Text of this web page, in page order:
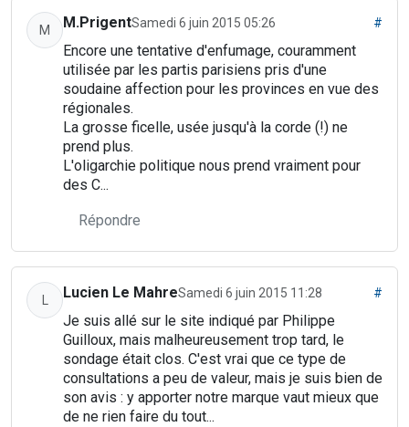
M M.PrigentSamedi 6 juin 2015 05:26 #
Encore une tentative d'enfumage, couramment
utilisée par les partis parisiens pris d'une
soudaine affection pour les provinces en vue des
régionales.
La grosse ficelle, usée jusqu'à la corde (!) ne
prend plus.
L'oligarchie politique nous prend vraiment pour
des C...
Répondre
Lucien Le MahreSamedi 6 juin 2015 11:28 #
Je suis allé sur le site indiqué par Philippe
Guilloux, mais malheureusement trop tard, le
sondage était clos. C'est vrai que ce type de
consultations a peu de valeur, mais je suis bien de
son avis : y apporter notre marque vaut mieux que
de ne rien faire du tout...